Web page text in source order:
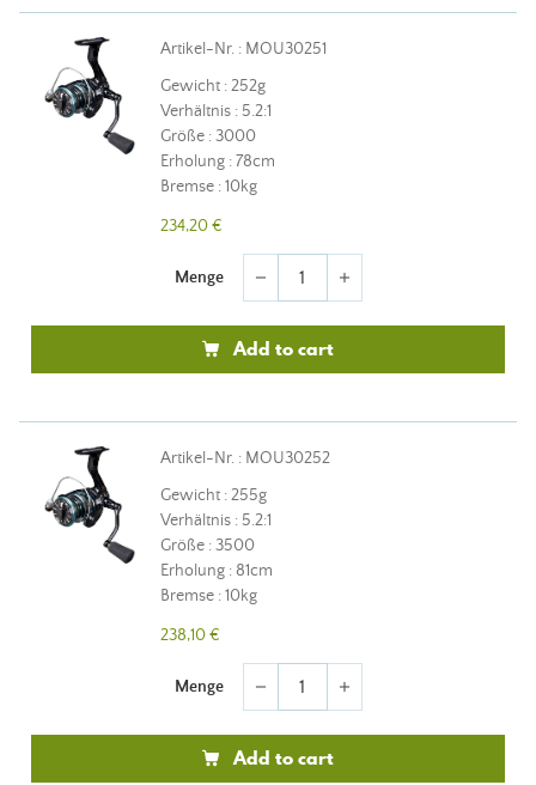
Artikel-Nr. : MOU30251
Gewicht : 252g
Verhältnis : 5.2:1
Größe : 3000
Erholung : 78cm
Bremse : 10kg
234,20 €
Menge remove add
Add to cart
Artikel-Nr. : MOU30252
Gewicht : 255g
Verhältnis : 5.2:1
Größe : 3500
Erholung : 81cm
Bremse : 10kg
238,10 €
Menge remove add
Add to cart